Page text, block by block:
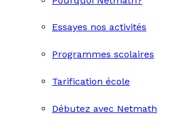
Essayes nos activités
Programmes scolaires
Tarification école
Débutez avec Netmath